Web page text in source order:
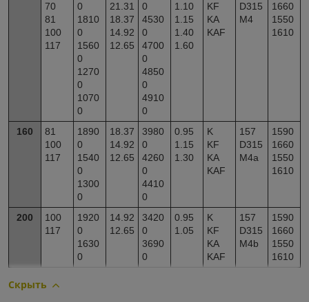
70
81
100
117
0
1810
0
1560
0
1270
0
1070
0
21.31
18.37
14.92
12.65
0
4530
0
4700
0
4850
0
4910
0
1.10
1.15
1.40
1.60
KF
KA
KAF
D315
M4
1660
1550
1610
160
81
100
117
1890
0
1540
0
1300
0
18.37
14.92
12.65
3980
0
4260
0
4410
0
0.95
1.15
1.30
K
KF
KA
KAF
157
D315
M4a
1590
1660
1550
1610
200
100
117
1920
0
1630
0
14.92
12.65
3420
0
3690
0
0.95
1.05
K
KF
KA
KAF
157
D315
M4b
1590
1660
1550
1610
Скрыть